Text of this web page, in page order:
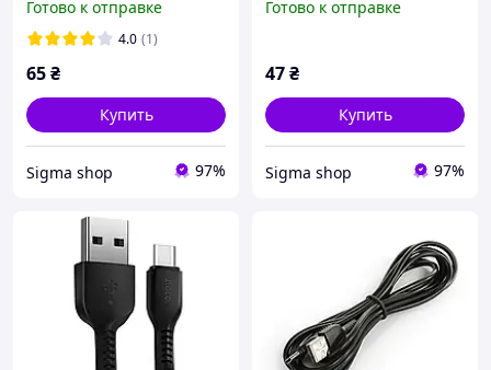
Black
Готово к отправке
4.0 (1)
65₴
Купить
Sigma shop 97%
Готово к отправке
47₴
Купить
Sigma shop 97%